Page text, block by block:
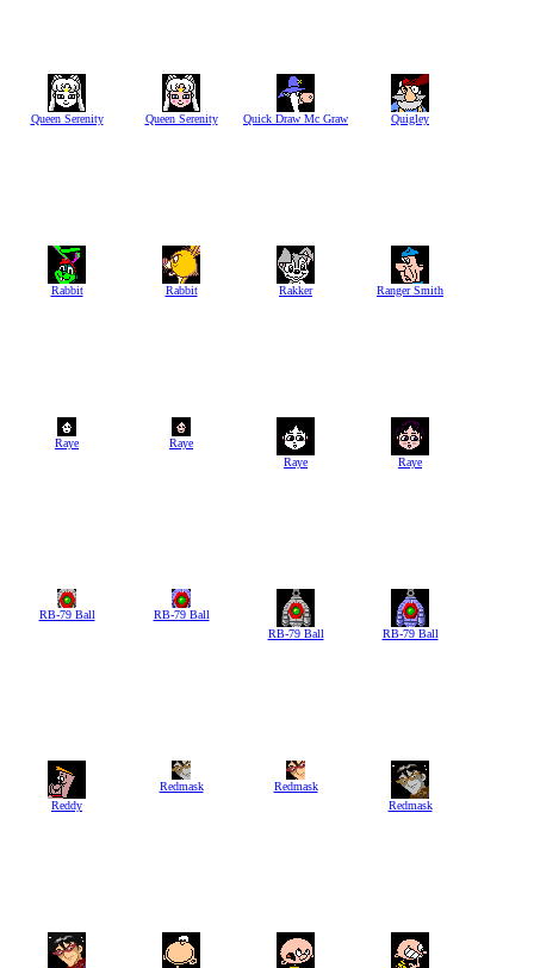
Queen Serenity Queen Serenity Quick Draw Mc Graw Quigley
Rabbit Rabbit Rakker Ranger Smith
Raye
Raye
Raye
Raye
RB-79 Ball
RB-79 Ball
RB-79 Ball
RB-79 Ball
Reddy
Redmask
Redmask
Redmask